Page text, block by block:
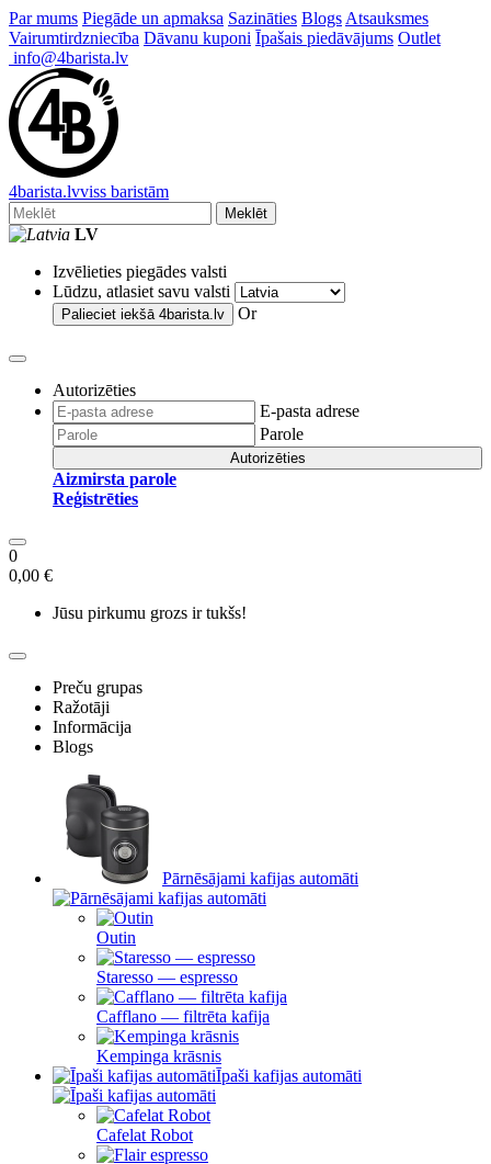
Par mums Piegāde un apmaksa Sazināties Blogs Atsauksmes
Vairumtirdzniecība Dāvanu kuponi Īpašais piedāvājums Outlet
info@4barista.lv
4barista.lvviss baristām
Meklēt
LV
Izvēlieties piegādes valsti
Lūdzu, atlasiet savu valsti
Palieciet iekšā 4barista.lv Or
Autorizēties
E-pasta adrese
Parole
Autorizēties
Aizmirsta parole
Reģistrēties
0
0,00 €
Jūsu pirkumu grozs ir tukšs!
Preču grupas
Ražotāji
Informācija
Blogs
Pārnēsājami kafijas automāti
Outin
Staresso — espresso
Cafflano — filtrēta kafija
Kempinga krāsnis
Īpaši kafijas automāti
Cafelat Robot